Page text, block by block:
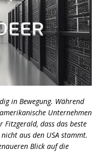
in Bewegung. Während
Unternehmen
Fitzgerald, dass das beste
aus den USA stammt.
Blick auf die